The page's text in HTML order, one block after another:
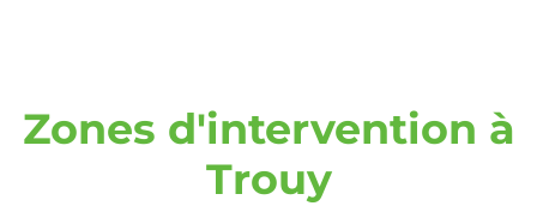
Zones d'intervention à
Trouy